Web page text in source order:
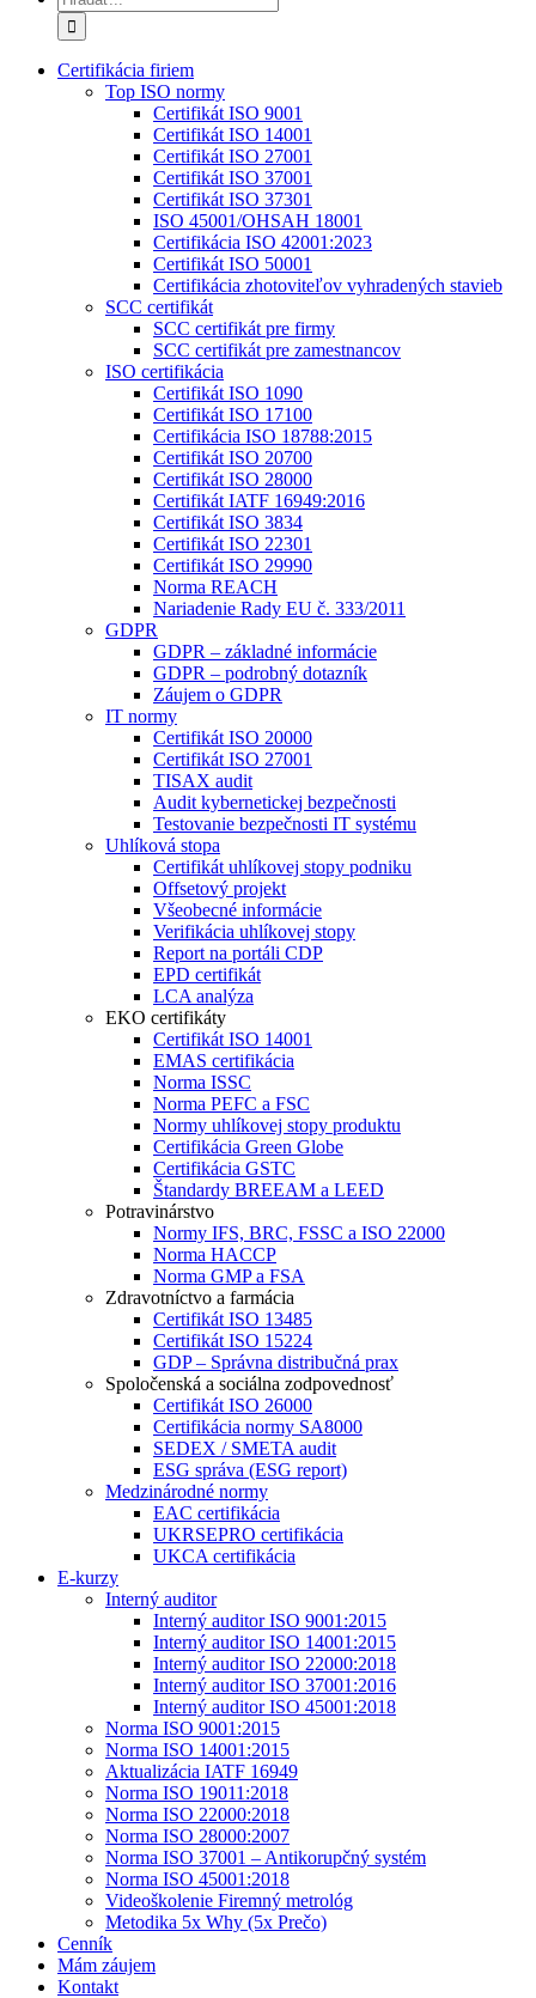
Certifikácia firiem
Top ISO normy
Certifikát ISO 9001
Certifikát ISO 14001
Certifikát ISO 27001
Certifikát ISO 37001
Certifikát ISO 37301
ISO 45001/OHSAH 18001
Certifikácia ISO 42001:2023
Certifikát ISO 50001
Certifikácia zhotoviteľov vyhradených stavieb
SCC certifikát
SCC certifikát pre firmy
SCC certifikát pre zamestnancov
ISO certifikácia
Certifikát ISO 1090
Certifikát ISO 17100
Certifikácia ISO 18788:2015
Certifikát ISO 20700
Certifikát ISO 28000
Certifikát IATF 16949:2016
Certifikát ISO 3834
Certifikát ISO 22301
Certifikát ISO 29990
Norma REACH
Nariadenie Rady EU č. 333/2011
GDPR
GDPR – základné informácie
GDPR – podrobný dotazník
Záujem o GDPR
IT normy
Certifikát ISO 20000
Certifikát ISO 27001
TISAX audit
Audit kybernetickej bezpečnosti
Testovanie bezpečnosti IT systému
Uhlíková stopa
Certifikát uhlíkovej stopy podniku
Offsetový projekt
Všeobecné informácie
Verifikácia uhlíkovej stopy
Report na portáli CDP
EPD certifikát
LCA analýza
EKO certifikáty
Certifikát ISO 14001
EMAS certifikácia
Norma ISSC
Norma PEFC a FSC
Normy uhlíkovej stopy produktu
Certifikácia Green Globe
Certifikácia GSTC
Štandardy BREEAM a LEED
Potravinárstvo
Normy IFS, BRC, FSSC a ISO 22000
Norma HACCP
Norma GMP a FSA
Zdravotníctvo a farmácia
Certifikát ISO 13485
Certifikát ISO 15224
GDP – Správna distribučná prax
Spoločenská a sociálna zodpovednosť
Certifikát ISO 26000
Certifikácia normy SA8000
SEDEX / SMETA audit
ESG správa (ESG report)
Medzinárodné normy
EAC certifikácia
UKRSEPRO certifikácia
UKCA certifikácia
E-kurzy
Interný auditor
Interný auditor ISO 9001:2015
Interný auditor ISO 14001:2015
Interný auditor ISO 22000:2018
Interný auditor ISO 37001:2016
Interný auditor ISO 45001:2018
Norma ISO 9001:2015
Norma ISO 14001:2015
Aktualizácia IATF 16949
Norma ISO 19011:2018
Norma ISO 22000:2018
Norma ISO 28000:2007
Norma ISO 37001 – Antikorupčný systém
Norma ISO 45001:2018
Videoškolenie Firemný metrológ
Metodika 5x Why (5x Prečo)
Cenník
Mám záujem
Kontakt